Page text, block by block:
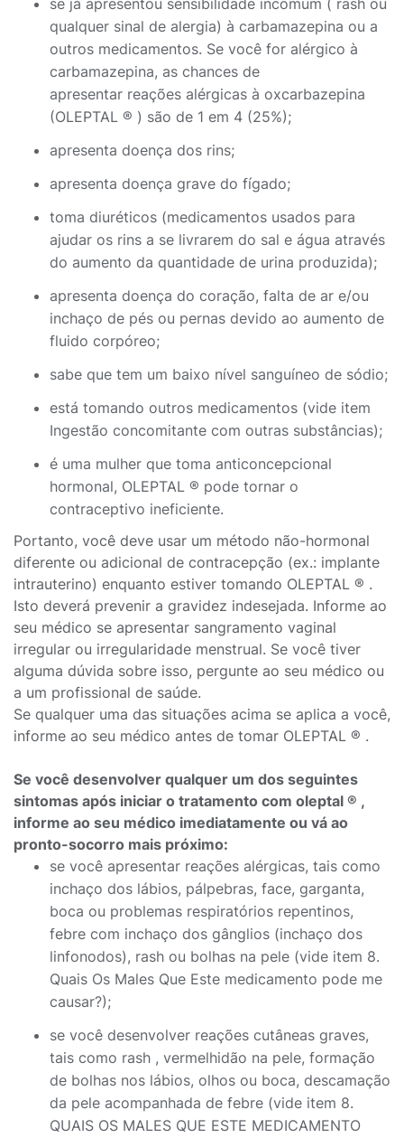
se já apresentou sensibilidade incomum ( rash ou
qualquer sinal de alergia) à carbamazepina ou a
outros medicamentos. Se você for alérgico à
carbamazepina, as chances de
apresentar reações alérgicas à oxcarbazepina
(OLEPTAL ® ) são de 1 em 4 (25%);
apresenta doença dos rins;
apresenta doença grave do fígado;
toma diuréticos (medicamentos usados para
ajudar os rins a se livrarem do sal e água através
do aumento da quantidade de urina produzida);
apresenta doença do coração, falta de ar e/ou
inchaço de pés ou pernas devido ao aumento de
fluido corpóreo;
sabe que tem um baixo nível sanguíneo de sódio;
está tomando outros medicamentos (vide item
Ingestão concomitante com outras substâncias);
é uma mulher que toma anticoncepcional
hormonal, OLEPTAL ® pode tornar o
contraceptivo ineficiente.
Portanto, você deve usar um método não-hormonal
diferente ou adicional de contracepção (ex.: implante
intrauterino) enquanto estiver tomando OLEPTAL ® .
Isto deverá prevenir a gravidez indesejada. Informe ao
seu médico se apresentar sangramento vaginal
irregular ou irregularidade menstrual. Se você tiver
alguma dúvida sobre isso, pergunte ao seu médico ou
a um profissional de saúde.
Se qualquer uma das situações acima se aplica a você,
informe ao seu médico antes de tomar OLEPTAL ® .
Se você desenvolver qualquer um dos seguintes
sintomas após iniciar o tratamento com oleptal ® ,
informe ao seu médico imediatamente ou vá ao
pronto-socorro mais próximo:
se você apresentar reações alérgicas, tais como
inchaço dos lábios, pálpebras, face, garganta,
boca ou problemas respiratórios repentinos,
febre com inchaço dos gânglios (inchaço dos
linfonodos), rash ou bolhas na pele (vide item 8.
Quais Os Males Que Este medicamento pode me
causar?);
se você desenvolver reações cutâneas graves,
tais como rash , vermelhidão na pele, formação
de bolhas nos lábios, olhos ou boca, descamação
da pele acompanhada de febre (vide item 8.
QUAIS OS MALES QUE ESTE MEDICAMENTO